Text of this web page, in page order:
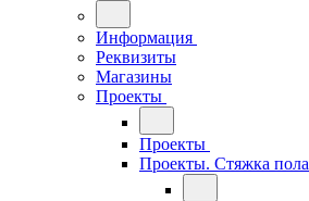
Информация
Реквизиты
Магазины
Проекты
Проекты
Проекты. Стяжка пола